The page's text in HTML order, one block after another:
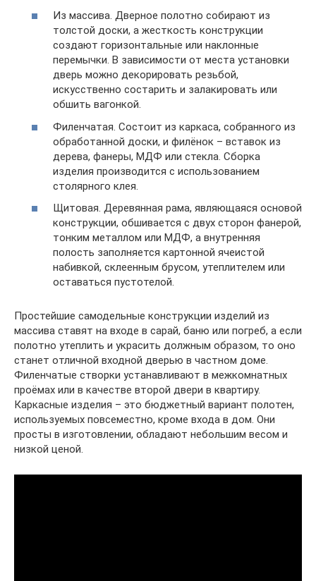
Из массива. Дверное полотно собирают из
толстой доски, а жесткость конструкции
создают горизонтальные или наклонные
перемычки. В зависимости от места установки
дверь можно декорировать резьбой,
искусственно состарить и залакировать или
обшить вагонкой.
Филенчатая. Состоит из каркаса, собранного из
обработанной доски, и филёнок – вставок из
дерева, фанеры, МДФ или стекла. Сборка
изделия производится с использованием
столярного клея.
Щитовая. Деревянная рама, являющаяся основой
конструкции, обшивается с двух сторон фанерой,
тонким металлом или МДФ, а внутренняя
полость заполняется картонной ячеистой
набивкой, склеенным брусом, утеплителем или
оставаться пустотелой.
Простейшие самодельные конструкции изделий из
массива ставят на входе в сарай, баню или погреб, а если
полотно утеплить и украсить должным образом, то оно
станет отличной входной дверью в частном доме.
Филенчатые створки устанавливают в межкомнатных
проёмах или в качестве второй двери в квартиру.
Каркасные изделия – это бюджетный вариант полотен,
используемых повсеместно, кроме входа в дом. Они
просты в изготовлении, обладают небольшим весом и
низкой ценой.